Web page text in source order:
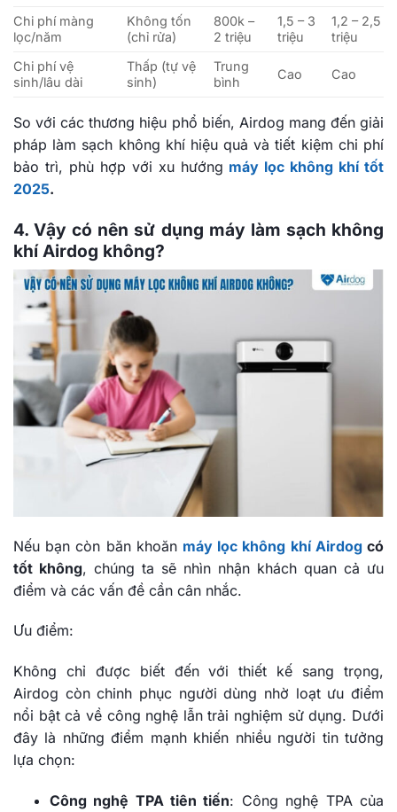
Chi phí màng
lọc/năm
Không tốn
(chỉ rửa)
800k –
2 triệu
1,5 – 3
triệu
1,2 – 2,5
triệu
Chi phí vệ
sinh/lâu dài
Thấp (tự vệ
sinh)
Trung
bình
Cao Cao
So với các thương hiệu phổ biến, Airdog mang đến giải
pháp làm sạch không khí hiệu quả và tiết kiệm chi phí
bảo trì, phù hợp với xu hướng máy lọc không khí tốt
2025.
4. Vậy có nên sử dụng máy làm sạch không
khí Airdog không?
Nếu bạn còn băn khoăn máy lọc không khí Airdogcó
tốt không, chúng ta sẽ nhìn nhận khách quan cả ưu
điểm và các vấn đề cần cân nhắc.
Ưu điểm:
Không chỉ được biết đến với thiết kế sang trọng,
Airdog còn chinh phục người dùng nhờ loạt ưu điểm
nổi bật cả về công nghệ lẫn trải nghiệm sử dụng. Dưới
đây là những điểm mạnh khiến nhiều người tin tưởng
lựa chọn:
Công nghệ TPA tiên tiến: Công nghệ TPA của